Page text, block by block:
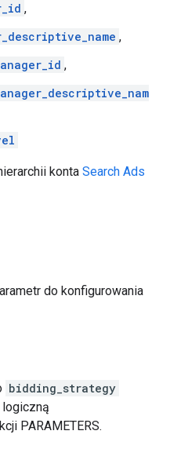
,
,
,
konta Search Ads
do konfigurowania
bidding_strategy
PARAMETERS.